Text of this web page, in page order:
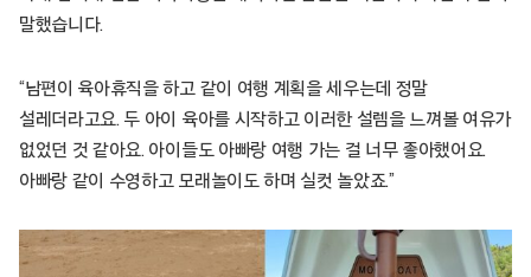
말했습니다.
“남편이 육아휴직을 하고 같이 여행 계획을 세우는데 정말
설레더라고요. 두 아이 육아를 시작하고 이러한 설렘을 느껴볼 여유가
없었던 것 같아요. 아이들도 아빠랑 여행 가는 걸 너무 좋아했어요.
아빠랑 같이 수영하고 모래놀이도 하며 실컷 놀았죠.”